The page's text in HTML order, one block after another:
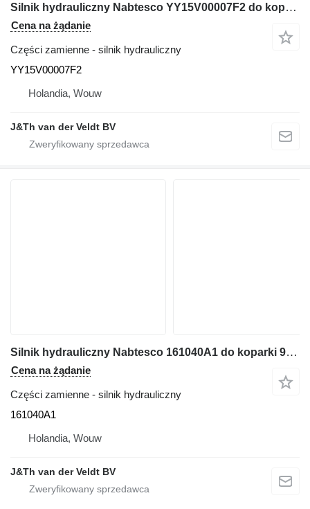
Silnik hydrauliczny Nabtesco YY15V00007F2 do koparki New Holland E150 E150B
Cena na żądanie
Części zamienne - silnik hydrauliczny
YY15V00007F2
Holandia, Wouw
J&Th van der Veldt BV
Silnik hydrauliczny Nabtesco 161040A1 do koparki 9010B
Cena na żądanie
Części zamienne - silnik hydrauliczny
161040A1
Holandia, Wouw
J&Th van der Veldt BV